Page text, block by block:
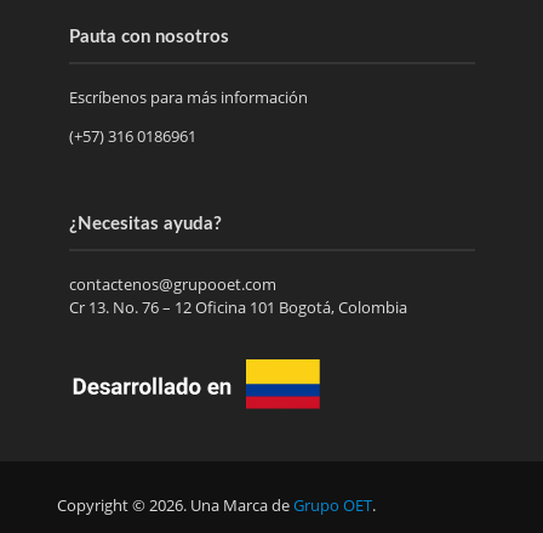
Pauta con nosotros
Escríbenos para más información
(+57) 316 0186961
¿Necesitas ayuda?
contactenos@grupooet.com
Cr 13. No. 76 – 12 Oficina 101 Bogotá, Colombia
Copyright © 2026. Una Marca deGrupo OET.